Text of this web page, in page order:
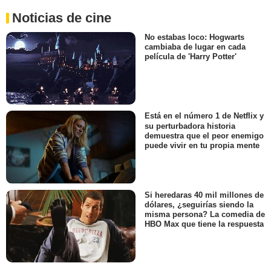
Noticias de cine
No estabas loco: Hogwarts
cambiaba de lugar en cada
película de 'Harry Potter'
Está en el número 1 de Netflix y
su perturbadora historia
demuestra que el peor enemigo
puede vivir en tu propia mente
Si heredaras 40 mil millones de
dólares, ¿seguirías siendo la
misma persona? La comedia de
HBO Max que tiene la respuesta